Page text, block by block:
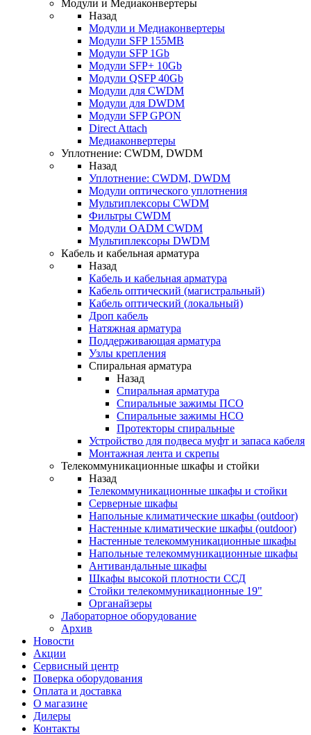
Модули и Медиаконвертеры
Назад
Модули и Медиаконвертеры
Модули SFP 155MB
Модули SFP 1Gb
Модули SFP+ 10Gb
Модули QSFP 40Gb
Модули для CWDM
Модули для DWDM
Модули SFP GPON
Direct Attach
Медиаконвертеры
Уплотнение: CWDM, DWDM
Назад
Уплотнение: CWDM, DWDM
Модули оптического уплотнения
Мультиплексоры CWDM
Фильтры CWDM
Модули OADM CWDM
Мультиплексоры DWDM
Кабель и кабельная арматура
Назад
Кабель и кабельная арматура
Кабель оптический (магистральный)
Кабель оптический (локальный)
Дроп кабель
Натяжная арматура
Поддерживающая арматура
Узлы крепления
Спиральная арматура
Назад
Спиральная арматура
Спиральные зажимы ПСО
Спиральные зажимы НСО
Протекторы спиральные
Устройство для подвеса муфт и запаса кабеля
Монтажная лента и скрепы
Телекоммуникационные шкафы и стойки
Назад
Телекоммуникационные шкафы и стойки
Серверные шкафы
Напольные климатические шкафы (outdoor)
Настенные климатические шкафы (outdoor)
Настенные телекоммуникационные шкафы
Напольные телекоммуникационные шкафы
Антивандальные шкафы
Шкафы высокой плотности ССД
Стойки телекоммуникационные 19"
Органайзеры
Лабораторное оборудование
Архив
Новости
Акции
Сервисный центр
Поверка оборудования
Оплата и доставка
О магазине
Дилеры
Контакты